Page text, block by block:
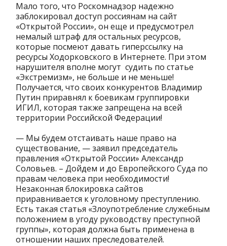
Мало того, что Роскомнадзор надежно
заблокировал доступ россиянам на сайт
«Открытой России», он еще и предусмотрел
немалый штраф для остальных ресурсов,
которые посмеют давать гиперссылку на
ресурсы Ходорковского в Интернете. При этом
нарушителя вполне могут судить по статье
«Экстремизм», не больше и не меньше!
Получается, что своих конкурентов Владимир
Путин приравнял к боевикам группировки
ИГИЛ, которая также запрещена на всей
территории Российской Федерации!
— Мы будем отстаивать наше право на
существование, — заявил председатель
правления «Открытой России» Александр
Соловьев. – Дойдем и до Европейского Суда по
правам человека при необходимости!
Незаконная блокировка сайтов
приравнивается к уголовному преступлению.
Есть такая статья «Злоупотребление служебным
положением в угоду руководству преступной
группы», которая должна быть применена в
отношении наших преследователей.